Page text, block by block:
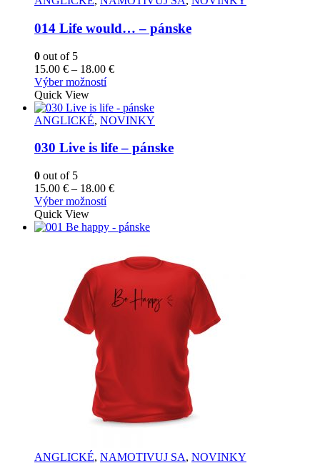
014 Life would… – pánske
0 out of 5
15.00 € – 18.00 €Price
through
18.00 €
Výber možnostíTento
má
viacero
Možnosti
vybrať
na
stránke
produktu.
Quick View
ANGLICKÉ, NOVINKY
030 Live is life – pánske
0 out of 5
15.00 € – 18.00 €Price
through
Výber možnostíTento
má
Možnosti
môžete
vybrať
Quick View
ANGLICKÉ, NAMOTIVUJ SA, NOVINKY